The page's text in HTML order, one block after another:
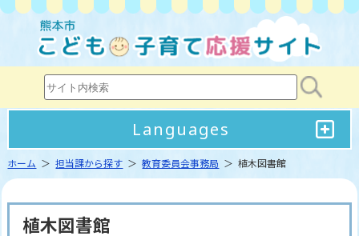
Languages
ホーム ＞担当課から探す ＞教育委員会事務局 ＞ 植木図書館
植木図書館